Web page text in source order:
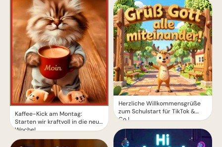
Kaffee-Kick am Montag:
Starten wir kraftvoll in die neue
Woche!
Herzliche Willkommensgrüße
zum Schulstart für TikTok &
Co.!